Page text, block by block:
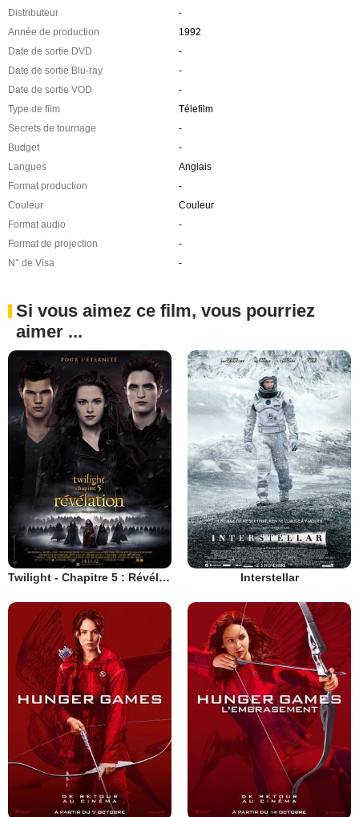
Distributeur
-
Année de production
1992
Date de sortie DVD
-
Date de sortie Blu-ray
-
Date de sortie VOD
-
Type de film
Télefilm
Secrets de tournage
-
Budget
-
Langues
Anglais
Format production
-
Couleur
Couleur
Format audio
-
Format de projection
-
N° de Visa
-
Si vous aimez ce film, vous pourriez
aimer ...
Twilight - Chapitre 5 : Révélation 2e partie Interstellar